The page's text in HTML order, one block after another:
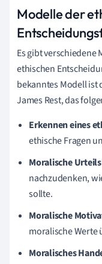
Modelle der
Es gibt verschiedene
ethischen
bekanntes Modell ist
James Rest, das
Erkennen eines
ethische Fragen
Moralische
nachzudenken,
sollte.
Moralische
moralische Werte
Moralisches